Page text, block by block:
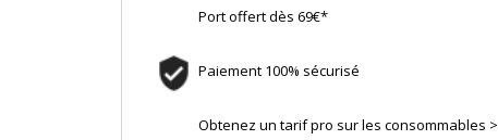
Port offert dès 69€*
Paiement 100% sécurisé
Obtenez un tarif pro sur les consommables >